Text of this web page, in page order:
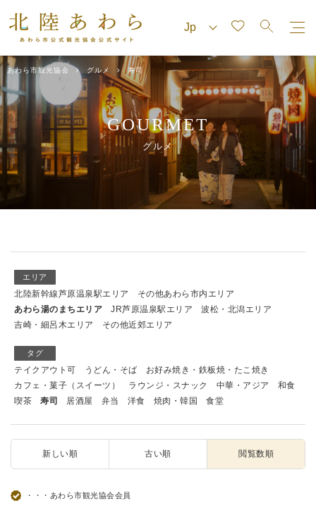
あわら市観光協会 グルメ 寿司
GOURMET
グルメ
エリア
北陸新幹線芦原温泉駅エリア
その他あわら市内エリア
あわら湯のまちエリア
JR芦原温泉駅エリア
波松・北潟エリア
吉崎・細呂木エリア
その他近郊エリア
タグ
テイクアウト可 うどん・そば
お好み焼き・鉄板焼・たこ焼き
カフェ・菓子（スイーツ）
ラウンジ・スナック 中華・アジア
和食
喫茶
寿司 居酒屋 弁当 洋食 焼肉・韓国 食堂
新しい順 古い順 閲覧数順
・・・あわら市観光協会会員